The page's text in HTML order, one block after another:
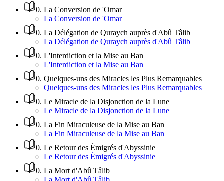
0. La Conversion de 'Omar
La Conversion de 'Omar
0. La Délégation de Quraych auprès d'Abû Tâlib
La Délégation de Quraych auprès d'Abû Tâlib
0. L'Interdiction et la Mise au Ban
L'Interdiction et la Mise au Ban
0. Quelques-uns des Miracles les Plus Remarquables
Quelques-uns des Miracles les Plus Remarquables
0. Le Miracle de la Disjonction de la Lune
Le Miracle de la Disjonction de la Lune
0. La Fin Miraculeuse de la Mise au Ban
La Fin Miraculeuse de la Mise au Ban
0. Le Retour des Émigrés d'Abyssinie
Le Retour des Émigrés d'Abyssinie
0. La Mort d'Abû Tâlib